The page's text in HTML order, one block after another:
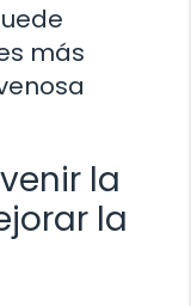
más
la
la